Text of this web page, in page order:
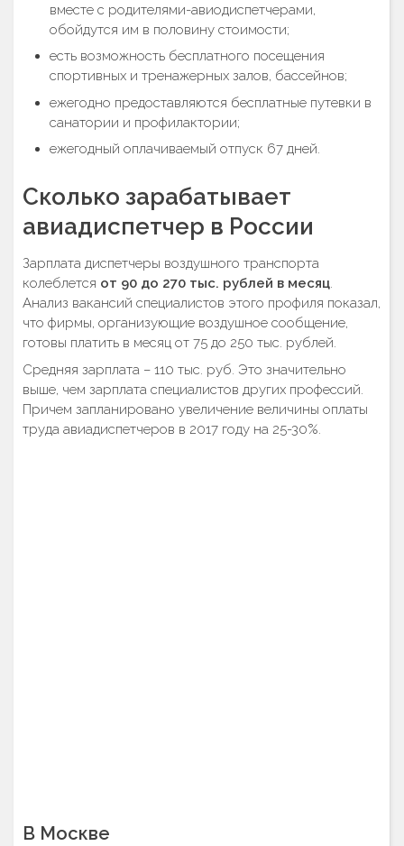
вместе с родителями-авиодиспетчерами,
обойдутся им в половину стоимости;
есть возможность бесплатного посещения
спортивных и тренажерных залов, бассейнов;
ежегодно предоставляются бесплатные путевки в
санатории и профилактории;
ежегодный оплачиваемый отпуск 67 дней.
Сколько зарабатывает
авиадиспетчер в России
Зарплата диспетчеры воздушного транспорта
колеблется от 90 до 270 тыс. рублей в месяц.
Анализ вакансий специалистов этого профиля показал,
что фирмы, организующие воздушное сообщение,
готовы платить в месяц от 75 до 250 тыс. рублей.
Средняя зарплата – 110 тыс. руб. Это значительно
выше, чем зарплата специалистов других профессий.
Причем запланировано увеличение величины оплаты
труда авиадиспетчеров в 2017 году на 25-30%.
В Москве